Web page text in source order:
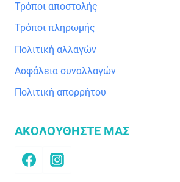
Τρόποι αποστολής
Τρόποι πληρωμής
Πολιτική αλλαγών
Ασφάλεια συναλλαγών
Πολιτική απορρήτου
ΑΚΟΛΟΥΘΗΣΤΕ ΜΑΣ